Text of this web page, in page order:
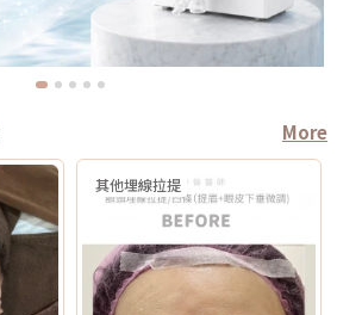
More
其他埋線拉提